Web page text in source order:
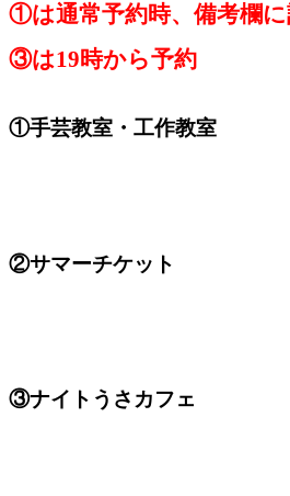
①は通常予約時、備考欄
③は19時から予約
①手芸教室・工作教室
②サマーチケット
③ナイトうさカフェ